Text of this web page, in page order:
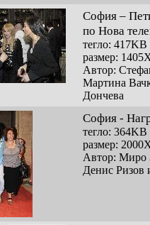
София –
по Нова
тегло: 417KB
размер:
Автор:
Мартина
Дончева
София -
тегло: 364KB
размер:
Автор: Миро
Денис Ризов